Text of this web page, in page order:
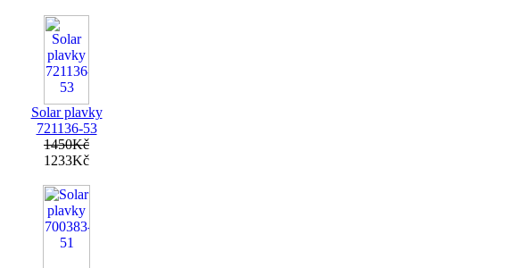
Solar plavky
721136-53
1450Kč
1233Kč